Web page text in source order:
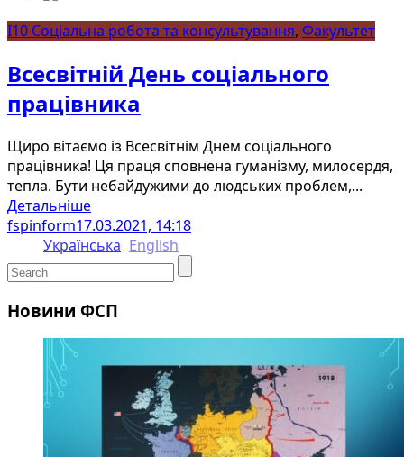
I10 Соціальна робота та консультування, Факультет
Всесвітній День соціального
працівника
Щиро вітаємо із Всесвітнім Днем соціального
працівника! Ця праця сповнена гуманізму, милосердя,
тепла. Бути небайдужими до людських проблем,...
Детальніше
fspinform17.03.2021, 14:18
Українська English
Новини ФСП